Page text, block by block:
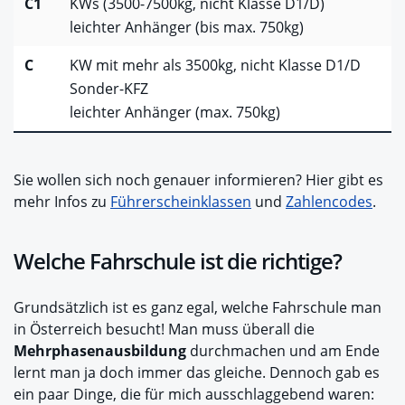
leichter Anhänger (bis max. 750kg)
C
KW mit mehr als 3500kg, nicht Klasse D1/D
Sonder-KFZ
leichter Anhänger (max. 750kg)
Sie wollen sich noch genauer informieren? Hier gibt es
mehr Infos zu Führerscheinklassen und Zahlencodes.
Welche Fahrschule ist die richtige?
Grundsätzlich ist es ganz egal, welche Fahrschule man
in Österreich besucht! Man muss überall die
Mehrphasenausbildung durchmachen und am Ende
lernt man ja doch immer das gleiche. Dennoch gab es
ein paar Dinge, die für mich ausschlaggebend waren: